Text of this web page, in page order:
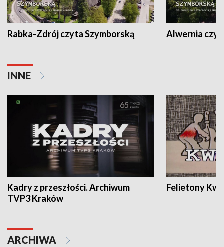
Rabka-Zdrój czyta Szymborską Alwernia
INNE
Kadry z przeszłości. Archiwum
TVP3 Kraków
Felietony
ARCHIWA